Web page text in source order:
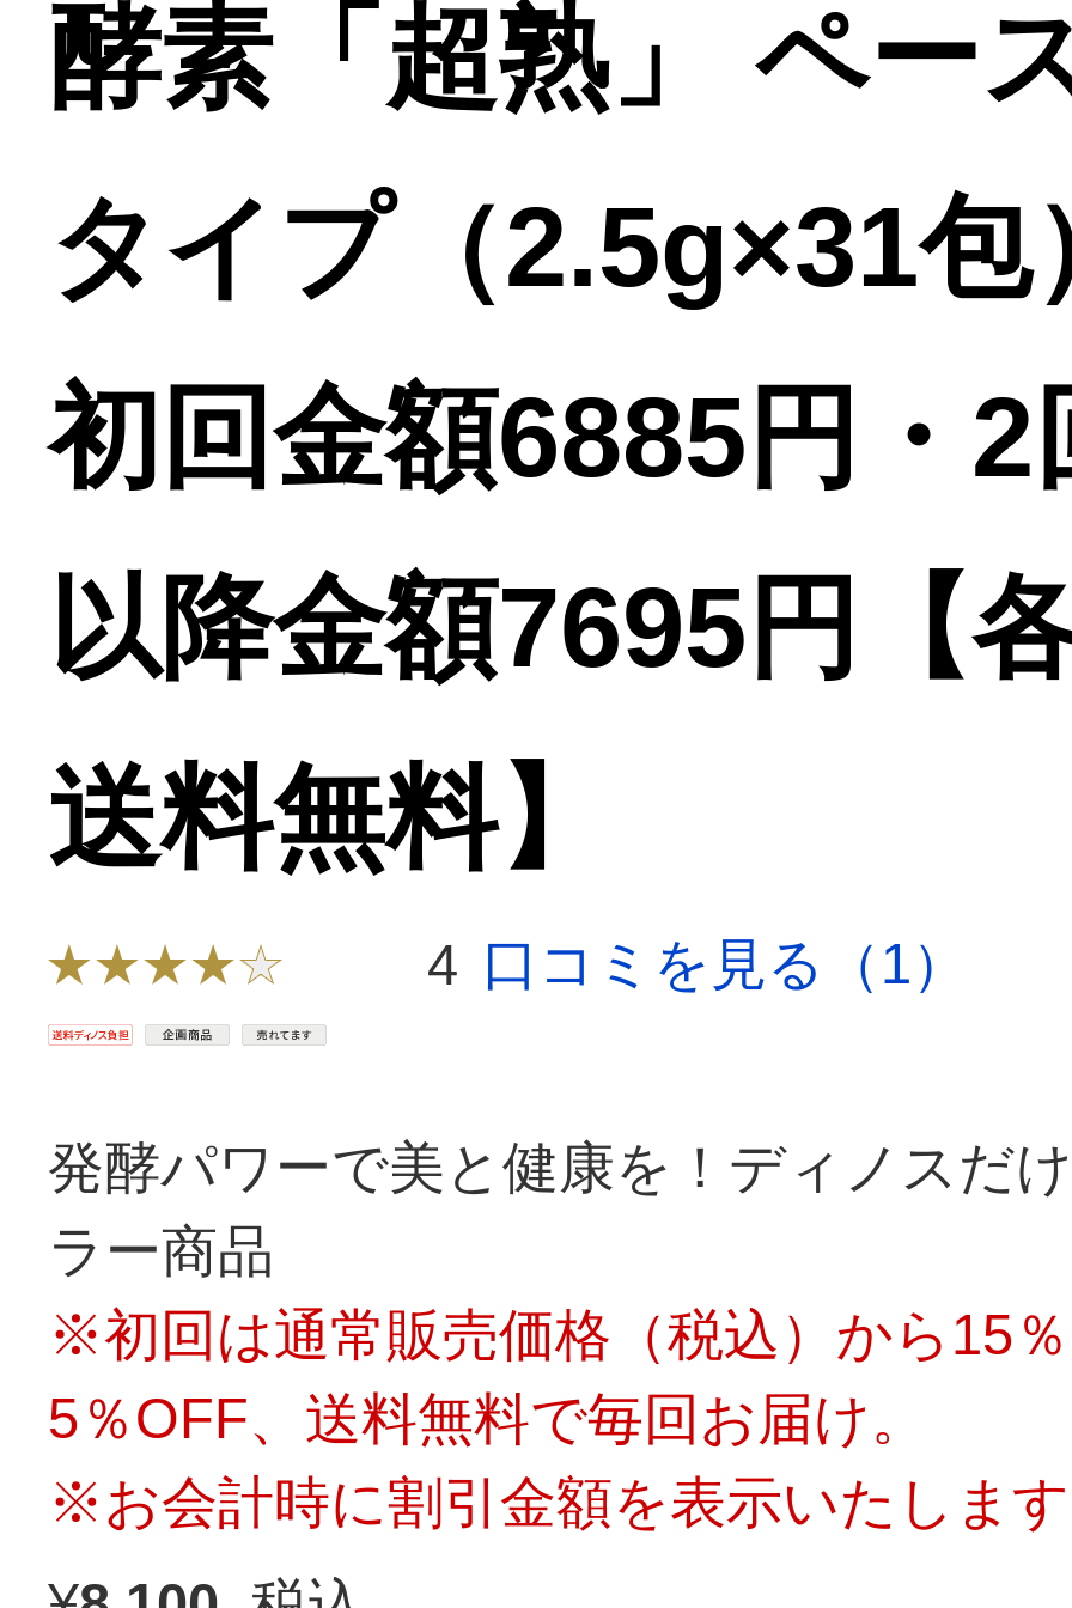
酵素「超熟」 ペー
タイプ（2.5g×31包
初回金額6885円・2
以降金額7695円【
送料無料】
4 口コミを見る（1）
発酵パワーで美と健康を！ディノスだ
ラー商品
※初回は通常販売価格（税込）から15
5％OFF、送料無料で毎回お届け。
※お会計時に割引金額を表示いたしま